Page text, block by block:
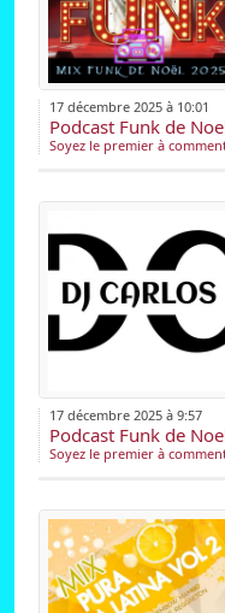
17 décembre 2025 à 10:01
Podcast Funk de
Soyez le premier à
17 décembre 2025 à 9:57
Podcast Funk de
Soyez le premier à